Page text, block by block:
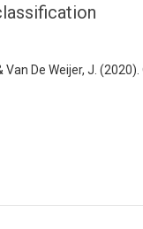
Van De Weijer, J.